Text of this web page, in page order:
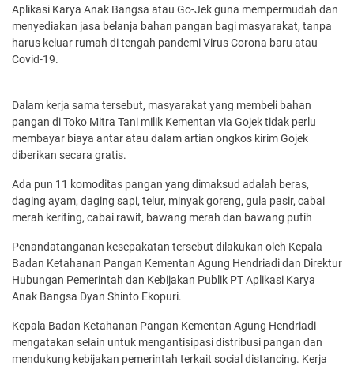
Aplikasi Karya Anak Bangsa atau Go-Jek guna mempermudah dan
menyediakan jasa belanja bahan pangan bagi masyarakat, tanpa
harus keluar rumah di tengah pandemi Virus Corona baru atau
Covid-19.
Dalam kerja sama tersebut, masyarakat yang membeli bahan
pangan di Toko Mitra Tani milik Kementan via Gojek tidak perlu
membayar biaya antar atau dalam artian ongkos kirim Gojek
diberikan secara gratis.
Ada pun 11 komoditas pangan yang dimaksud adalah beras,
daging ayam, daging sapi, telur, minyak goreng, gula pasir, cabai
merah keriting, cabai rawit, bawang merah dan bawang putih
Penandatanganan kesepakatan tersebut dilakukan oleh Kepala
Badan Ketahanan Pangan Kementan Agung Hendriadi dan Direktur
Hubungan Pemerintah dan Kebijakan Publik PT Aplikasi Karya
Anak Bangsa Dyan Shinto Ekopuri.
Kepala Badan Ketahanan Pangan Kementan Agung Hendriadi
mengatakan selain untuk mengantisipasi distribusi pangan dan
mendukung kebijakan pemerintah terkait social distancing. Kerja